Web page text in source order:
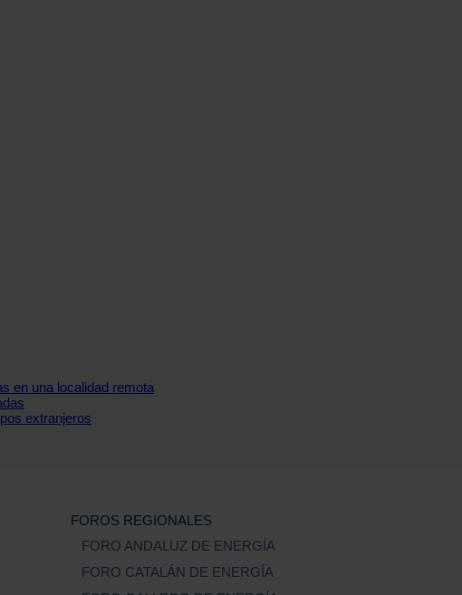
en una localidad remota
extranjeros
FOROS REGIONALES
FORO ANDALUZ DE ENERGÍA
FORO CATALÁN DE ENERGÍA